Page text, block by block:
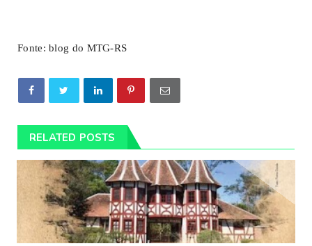
Fonte: blog do MTG-RS
RELATED POSTS